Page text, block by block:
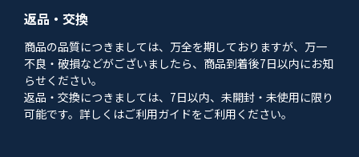
返品・交換
商品の品質につきましては、万全を期しておりますが、万一
不良・破損などがございましたら、商品到着後7日以内にお知
らせください。
返品・交換につきましては、7日以内、未開封・未使用に限り
可能です。詳しくはご利用ガイドをご利用ください。